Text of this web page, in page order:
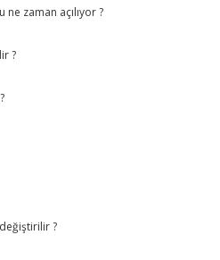
zaman açılıyor ?
?
?